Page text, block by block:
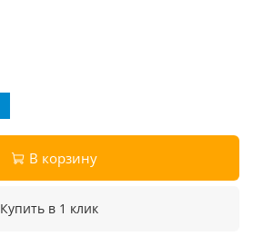
В корзину
Купить в 1 клик